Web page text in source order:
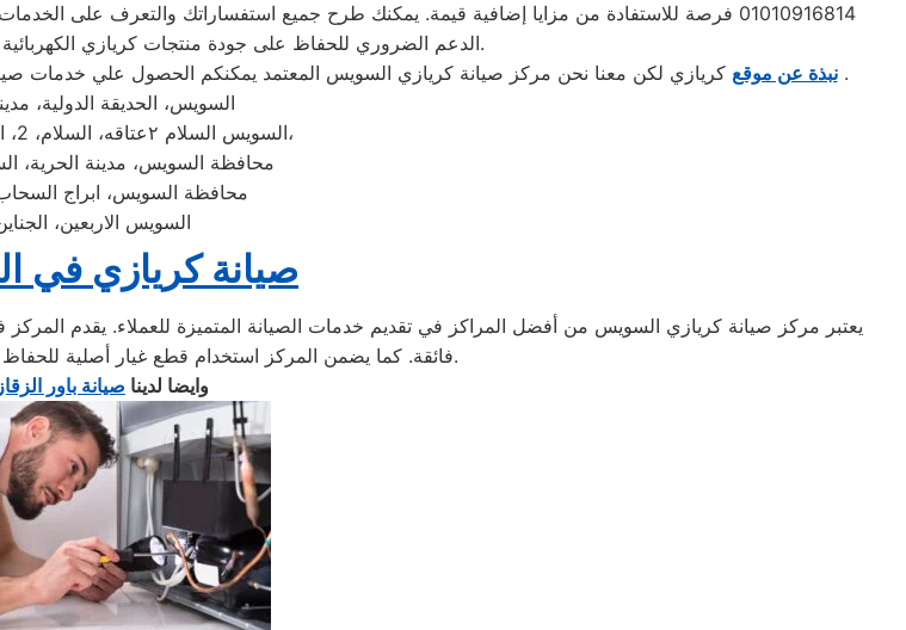
01010916814 فرصة للاستفادة من مزايا إضافية قيمة. يمكنك طرح جميع استفساراتك والتعرف
الدعم الضروري للحفاظ على جودة منتجات كريازي الكهربائية وتفادي التكاليف الباهظة لأي إصلاحات.
نبذة عن موقع كريازي لكن معنا نحن مركز صيانة كريازي السويس المعتمد يمكنكم الحصول علي خدمات
.
السويس، الحديقة الدولية،
السويس السلام ٢عتاقه، السلام، 2، السماد،، عتاقة،
محافظة السويس، مدينة الحرية،
محافظة السويس، ابراج
السويس الاربعين،
صيانة كريازي في
يعتبر مركز صيانة كريازي السويس من أفضل المراكز في تقديم خدمات الصيانة المتميزة للعملاء. يقدم
فائقة. كما يضمن المركز استخدام قطع غيار أصلية للحفاظ على جودة الأداء وطول عمر الجهاز.
وايضا لدينا صيانة باور